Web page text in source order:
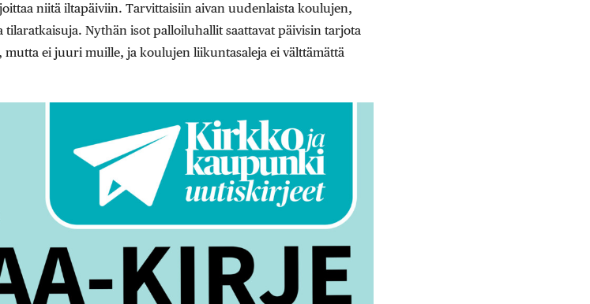
niitä iltapäiviin. Tarvittaisiin aivan uudenlaista koulujen,
Nythän isot palloiluhallit saattavat päivisin tarjota
ei juuri muille, ja koulujen liikuntasaleja ei välttämättä